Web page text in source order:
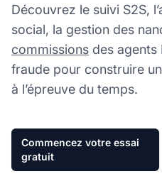
Découvrez le suivi S2S,
social, la gestion des
commissions des agents
fraude pour construire
à l’épreuve du temps.
Commencez votre essai
gratuit